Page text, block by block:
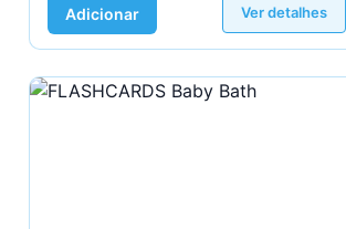
Adicionar Ver detalhes